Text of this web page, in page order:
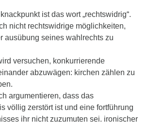
ist das wort „rechtswidrig“.
nicht rechtswidrige möglichkeiten,
ausübung seines wahlrechts zu
versuchen, konkurrierende
abzuwägen: kirchen zählen zu
argumentieren, dass das
völlig zerstört ist und eine fortführung
ihr nicht zuzumuten sei. ironischer